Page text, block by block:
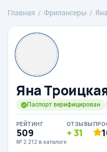
Главная Фрилансеры
Яна
Паспорт верифицирован
РЕЙТИНГ
509
№ 2 212 в каталоге
ОТЗЫВЫ
31